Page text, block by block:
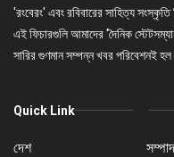
'রংবেরং' এবং রবিবারের সাহিত্য
এই ফিচারগুলি আমাদের 'দৈনিক
সারির গুণমান সম্পন্ন খবর পরিবেশনই
Quick Link
দেশ